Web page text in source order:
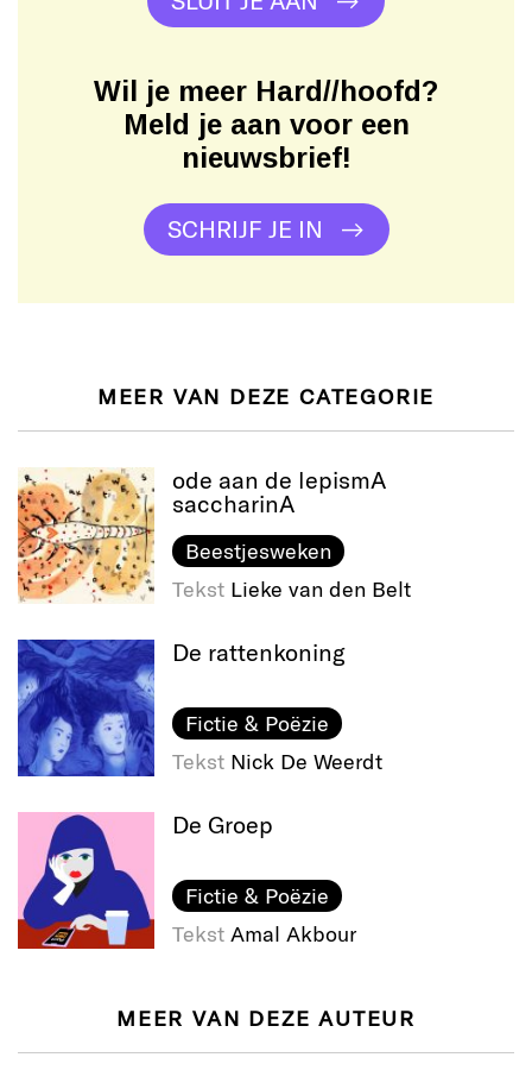
Wil je meer Hard//hoofd?
Meld je aan voor een
nieuwsbrief!
SCHRIJF JE IN
MEER VAN DEZE CATEGORIE
ode aan de lepismA
saccharinA
Beestjesweken
Tekst Lieke van den Belt
De rattenkoning
Fictie & Poëzie
Tekst Nick De Weerdt
De Groep
Fictie & Poëzie
Tekst Amal Akbour
MEER VAN DEZE AUTEUR